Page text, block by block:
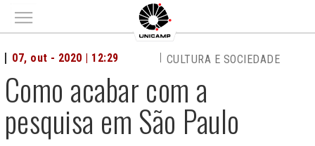
Main menu
Como acabar com a
pesquisa em São Paulo
07, out - 2020 | 12:29 CULTURA E SOCIEDADE